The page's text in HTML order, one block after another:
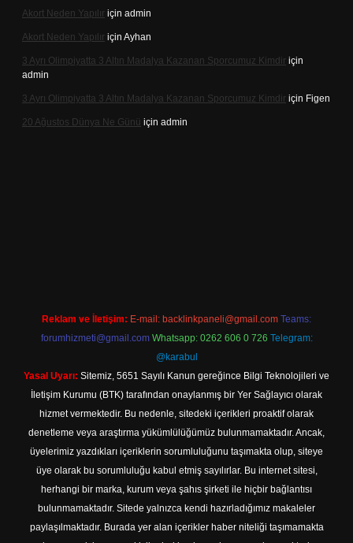
Akort Neden Yapılır için admin
Akort Neden Yapılır için Ayhan
3 Ayrı Olimpiyatta 3 Altın Madalya Kazanan Sporcumuz Kimdir için
admin
3 Ayrı Olimpiyatta 3 Altın Madalya Kazanan Sporcumuz Kimdir için Figen
20 Ağustos Dünya Ne Günü için admin
Reklam ve İletişim: E-mail: backlinkpaneli@gmail.com Teams:
forumhizmeti@gmail.com Whatsapp: 0262 606 0 726 Telegram:
@karabul
Yasal Uyarı: Sitemiz, 5651 Sayılı Kanun gereğince Bilgi Teknolojileri ve
İletişim Kurumu (BTK) tarafından onaylanmış bir Yer Sağlayıcı olarak
hizmet vermektedir. Bu nedenle, sitedeki içerikleri proaktif olarak
denetleme veya araştırma yükümlülüğümüz bulunmamaktadır. Ancak,
üyelerimiz yazdıkları içeriklerin sorumluluğunu taşımakta olup, siteye
üye olarak bu sorumluluğu kabul etmiş sayılırlar. Bu internet sitesi,
herhangi bir marka, kurum veya şahıs şirketi ile hiçbir bağlantısı
bulunmamaktadır. Sitede yalnızca kendi hazırladığımız makaleler
paylaşılmaktadır. Burada yer alan içerikler haber niteliği taşımamakta